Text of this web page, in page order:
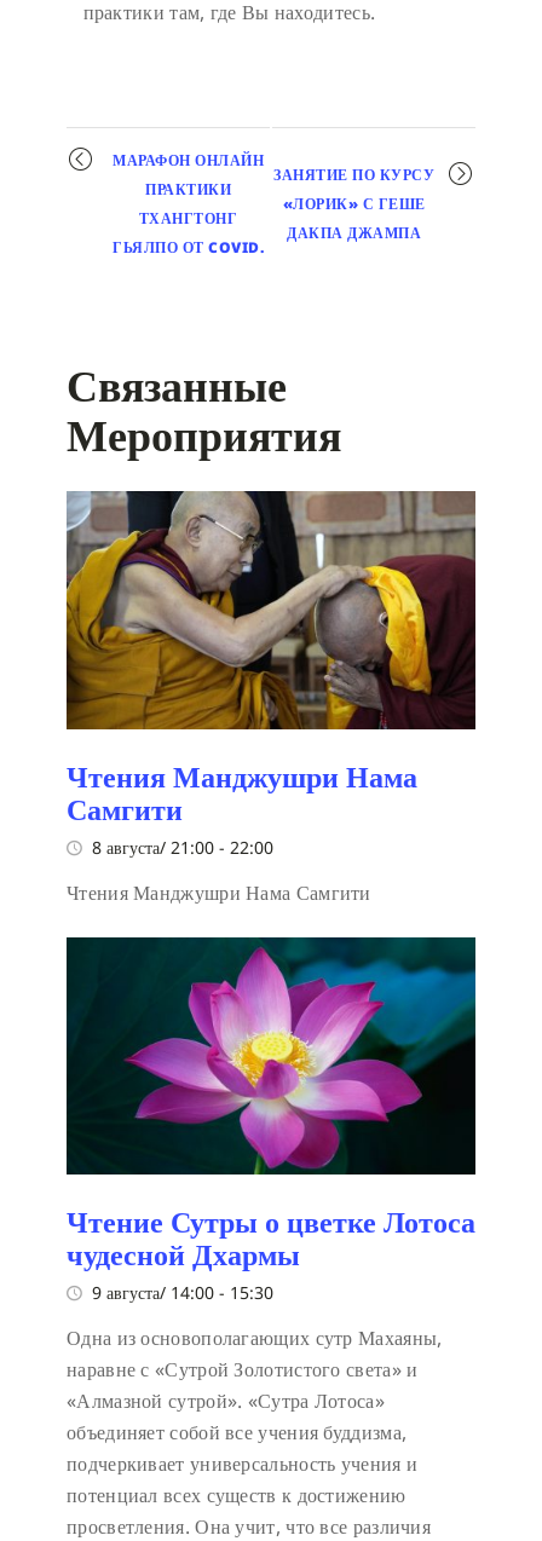
практики там, где Вы находитесь.
Мероприятие
навигация
МАРАФОН ОНЛАЙН
ПРАКТИКИ
ТХАНГТОНГ
ГЬЯЛПО ОТ COVID.
ЗАНЯТИЕ ПО КУРСУ
«ЛОРИК» С ГЕШЕ
ДАКПА ДЖАМПА
Связанные
Мероприятия
Чтения Манджушри Нама
Самгити
8 августа/ 21:00 - 22:00
Чтения Манджушри Нама Самгити
Чтение Сутры о цветке Лотоса
чудесной Дхармы
9 августа/ 14:00 - 15:30
Одна из основополагающих сутр Махаяны,
наравне с «Сутрой Золотистого света» и
«Алмазной сутрой». «Сутра Лотоса»
объединяет собой все учения буддизма,
подчеркивает универсальность учения и
потенциал всех существ к достижению
просветления. Она учит, что все различия